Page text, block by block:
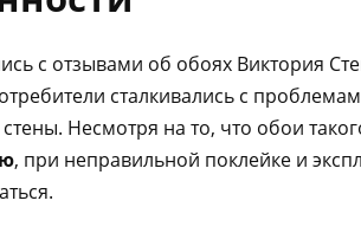
с отзывами об обоях Виктория
сталкивались с
Несмотря на то, что обои
, при неправильной поклейке и